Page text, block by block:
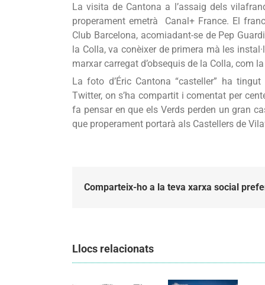
La visita de Cantona a l’assaig dels
properament emetrà Canal+ France. El
Club Barcelona, acomiadant-se de Pep
la Colla, va conèixer de primera mà les
marxar carregat d’obsequis de la Colla, com
La foto d’Éric Cantona “casteller” ha
Twitter, on s’ha compartit i comentat per
fa pensar en que els Verds perden un gran
que properament portarà als Castellers de
Comparteix-ho a la teva xarxa social
Llocs relacionats
Els
Castellers